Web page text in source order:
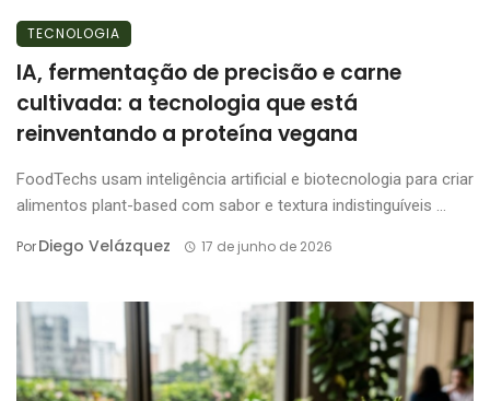
TECNOLOGIA
IA, fermentação de precisão e carne
cultivada: a tecnologia que está
reinventando a proteína vegana
FoodTechs usam inteligência artificial e biotecnologia para criar
alimentos plant-based com sabor e textura indistinguíveis ...
PorDiego Velázquez 17 de junho de 2026